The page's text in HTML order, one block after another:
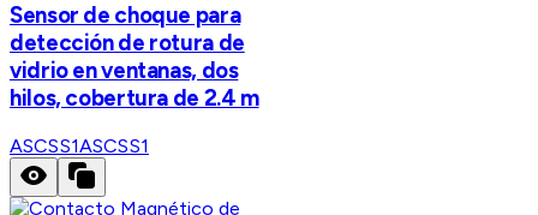
Sensor de choque para
detección de rotura de
vidrio en ventanas, dos
hilos, cobertura de 2.4 m
ASCSS1ASCSS1